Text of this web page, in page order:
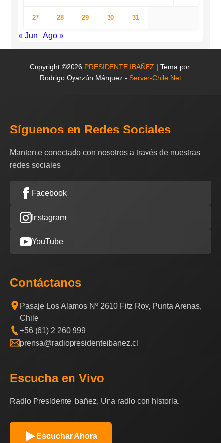
27 28 29 30 31
« Jun Ago »
Copyright ©2026 PRESIDENTE IBAÑEZ | Tema por:
Rodrigo Oyarzún Márquez - Server-Chile.Net
Síguenos en Redes Sociales
Mantente conectado con nosotros a través de nuestras
redes sociales
Facebook
Instagram
YouTube
Contáctanos
Pasaje Los Alamos Nº 2610 Fitz Roy, Punta Arenas,
Chile
+56 (61) 2 260 999
prensa@radiopresidenteibanez.cl
Escucha en Vivo
Radio Presidente Ibañez, Una radio con historia.
Escuchar Ahora